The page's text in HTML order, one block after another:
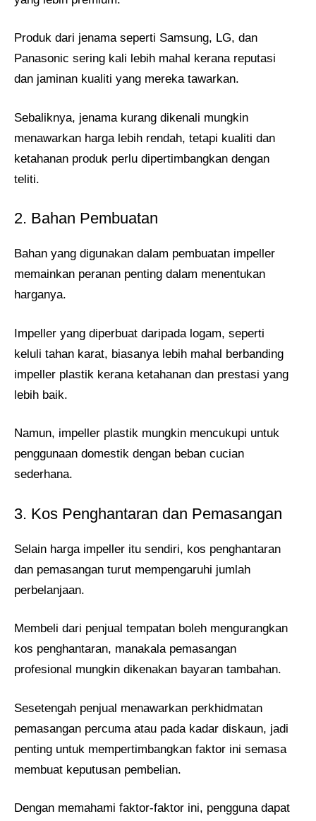
Produk dari jenama seperti Samsung, LG, dan
Panasonic sering kali lebih mahal kerana reputasi
dan jaminan kualiti yang mereka tawarkan.
Sebaliknya, jenama kurang dikenali mungkin
menawarkan harga lebih rendah, tetapi kualiti dan
ketahanan produk perlu dipertimbangkan dengan
teliti.
2. Bahan Pembuatan
Bahan yang digunakan dalam pembuatan impeller
memainkan peranan penting dalam menentukan
harganya.
Impeller yang diperbuat daripada logam, seperti
keluli tahan karat, biasanya lebih mahal berbanding
impeller plastik kerana ketahanan dan prestasi yang
lebih baik.
Namun, impeller plastik mungkin mencukupi untuk
penggunaan domestik dengan beban cucian
sederhana.
3. Kos Penghantaran dan Pemasangan
Selain harga impeller itu sendiri, kos penghantaran
dan pemasangan turut mempengaruhi jumlah
perbelanjaan.
Membeli dari penjual tempatan boleh mengurangkan
kos penghantaran, manakala pemasangan
profesional mungkin dikenakan bayaran tambahan.
Sesetengah penjual menawarkan perkhidmatan
pemasangan percuma atau pada kadar diskaun, jadi
penting untuk mempertimbangkan faktor ini semasa
membuat keputusan pembelian.
Dengan memahami faktor-faktor ini, pengguna dapat